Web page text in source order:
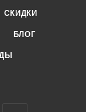
СКИДКИ
БЛОГ